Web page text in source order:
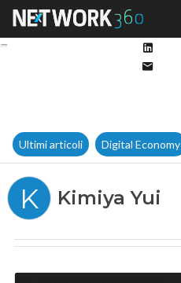
Ultimi articoli Digital Economy
K Kimiya Yui